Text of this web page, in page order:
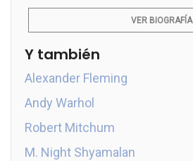
VER BIOGRAFÍA
Y también
Alexander Fleming
Andy Warhol
Robert Mitchum
M. Night Shyamalan